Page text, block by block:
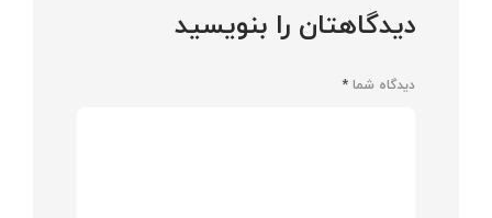
دیدگاهتان را بنویسید
دیدگاه شما *